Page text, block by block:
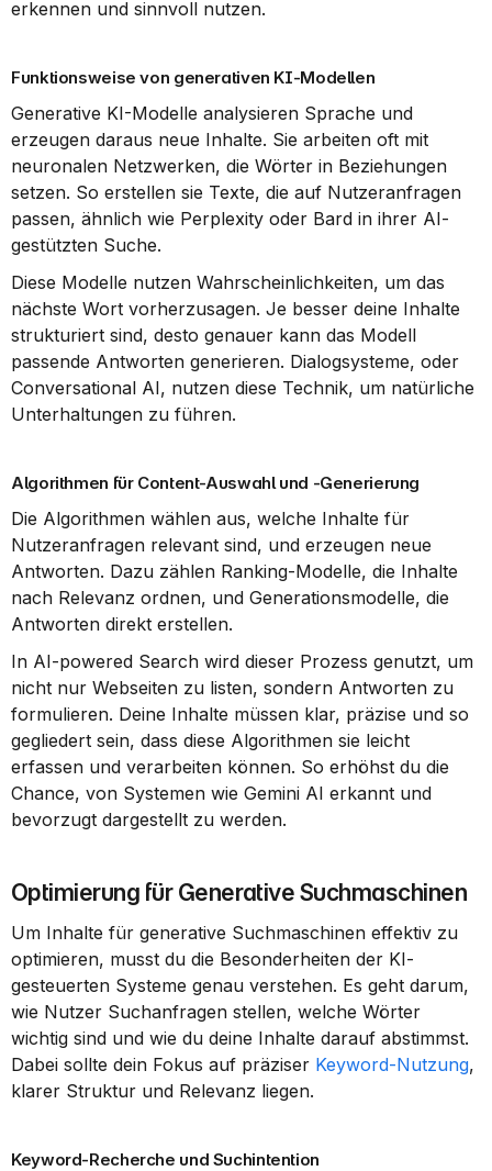
erkennen und sinnvoll nutzen.
Funktionsweise von generativen KI-Modellen
Generative KI-Modelle analysieren Sprache und
erzeugen daraus neue Inhalte. Sie arbeiten oft mit
neuronalen Netzwerken, die Wörter in Beziehungen
setzen. So erstellen sie Texte, die auf Nutzeranfragen
passen, ähnlich wie Perplexity oder Bard in ihrer AI-
gestützten Suche.
Diese Modelle nutzen Wahrscheinlichkeiten, um das
nächste Wort vorherzusagen. Je besser deine Inhalte
strukturiert sind, desto genauer kann das Modell
passende Antworten generieren. Dialogsysteme, oder
Conversational AI, nutzen diese Technik, um natürliche
Unterhaltungen zu führen.
Algorithmen für Content-Auswahl und -Generierung
Die Algorithmen wählen aus, welche Inhalte für
Nutzeranfragen relevant sind, und erzeugen neue
Antworten. Dazu zählen Ranking-Modelle, die Inhalte
nach Relevanz ordnen, und Generationsmodelle, die
Antworten direkt erstellen.
In AI-powered Search wird dieser Prozess genutzt, um
nicht nur Webseiten zu listen, sondern Antworten zu
formulieren. Deine Inhalte müssen klar, präzise und so
gegliedert sein, dass diese Algorithmen sie leicht
erfassen und verarbeiten können. So erhöhst du die
Chance, von Systemen wie Gemini AI erkannt und
bevorzugt dargestellt zu werden.
Optimierung für Generative Suchmaschinen
Um Inhalte für generative Suchmaschinen effektiv zu
optimieren, musst du die Besonderheiten der KI-
gesteuerten Systeme genau verstehen. Es geht darum,
wie Nutzer Suchanfragen stellen, welche Wörter
wichtig sind und wie du deine Inhalte darauf abstimmst.
Dabei sollte dein Fokus auf präziser Keyword-Nutzung,
klarer Struktur und Relevanz liegen.
Keyword-Recherche und Suchintention